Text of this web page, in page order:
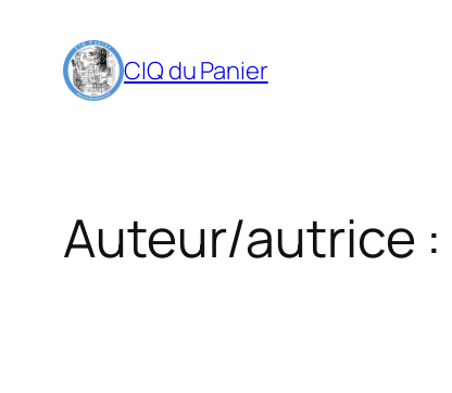
contenu
CIQ du Panier
Auteur/autrice :